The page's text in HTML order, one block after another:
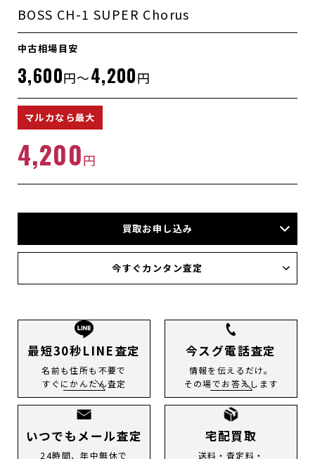
BOSS CH-1 SUPER Chorus
中古相場目安
3,600円～4,200円
マルカなら最大
4,200円
買取お申し込み
宅配買取
今すぐカンタン査定
メール査定
最短30秒LINE査定
名前も住所も不要で
すぐにかんたん査定
今スグ電話査定
情報を伝えるだけ。
その場でお答えします
いつでもメール査定
24時間、年中無休で
宅配買取
送料・査定料・